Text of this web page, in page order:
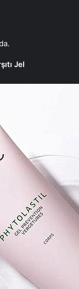
Jel